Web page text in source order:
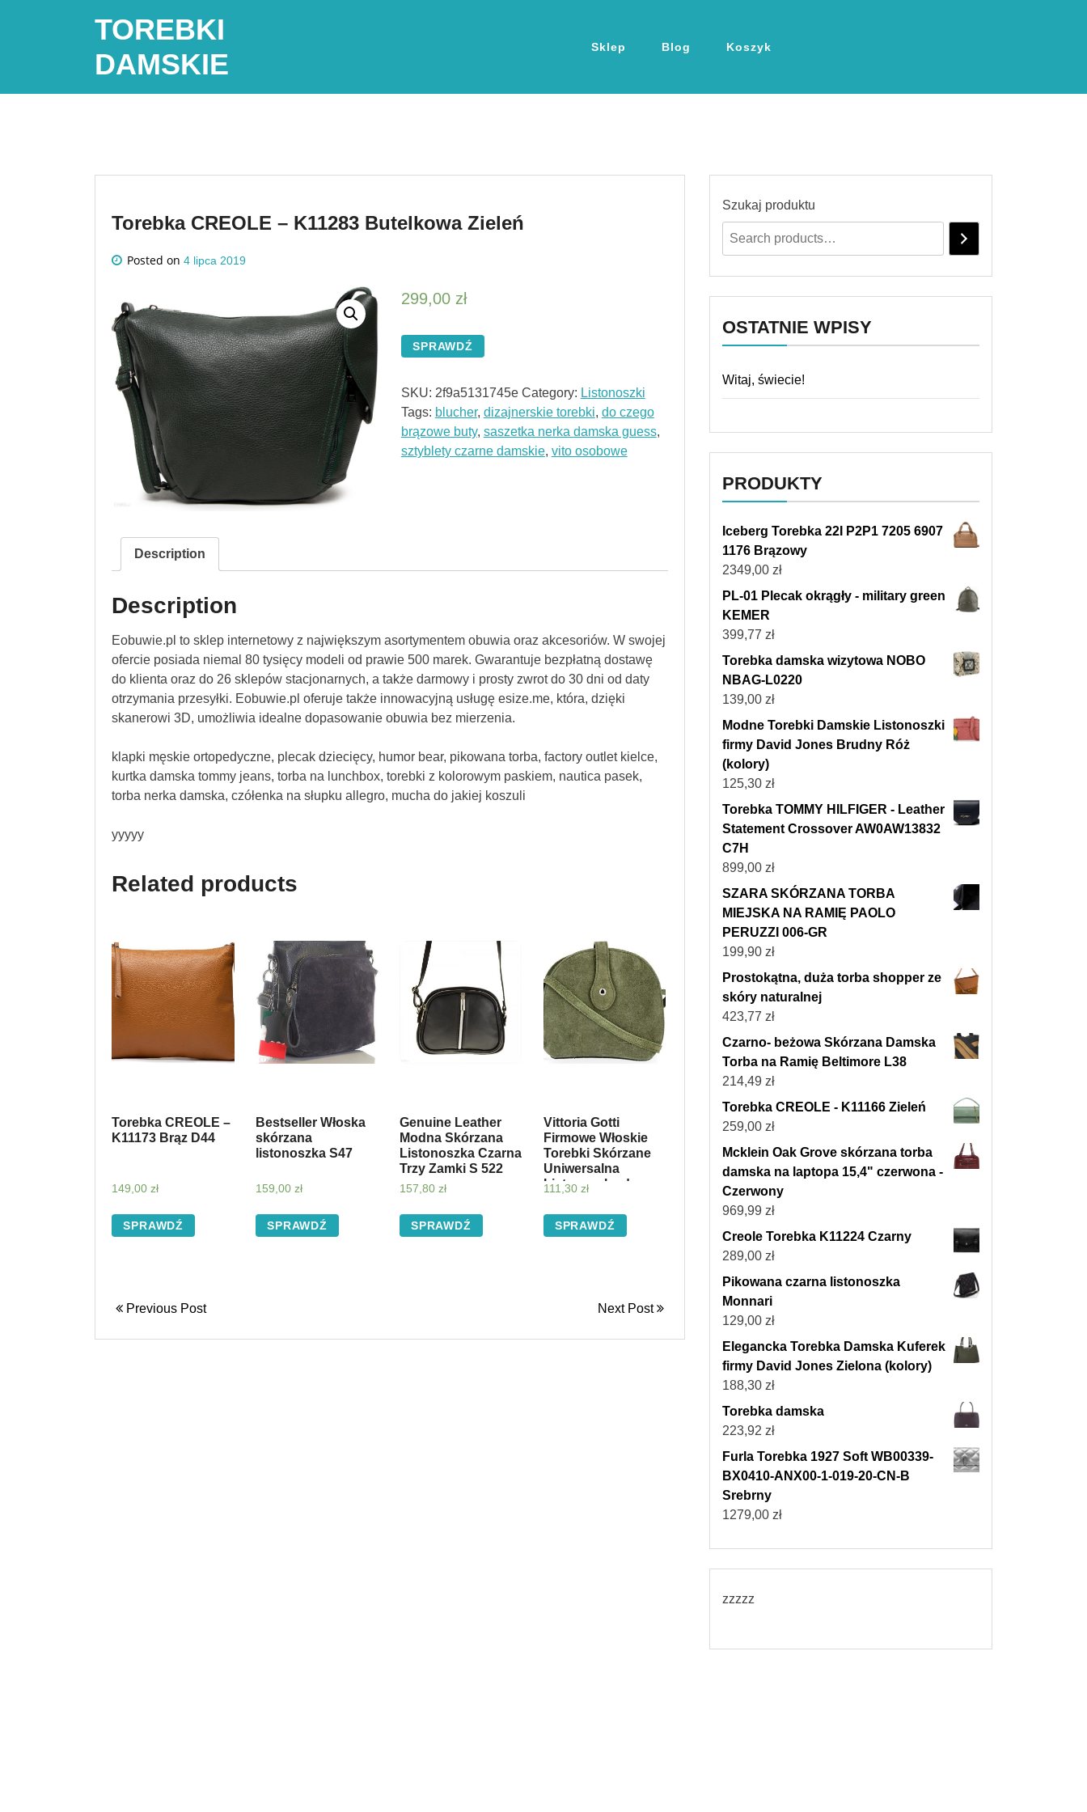
TOREBKI
DAMSKIE
Sklep Blog Koszyk
Torebka CREOLE – K11283 Butelkowa Zieleń
Posted on 4 lipca 2019
299,00 zł
SPRAWDŹ
SKU: 2f9a5131745e Category: Listonoszki
Tags: blucher, dizajnerskie torebki, do czego
brązowe buty, saszetka nerka damska guess,
sztyblety czarne damskie, vito osobowe
Description
Description
Eobuwie.pl to sklep internetowy z największym asortymentem obuwia oraz akcesoriów. W swojej
ofercie posiada niemal 80 tysięcy modeli od prawie 500 marek. Gwarantuje bezpłatną dostawę
do klienta oraz do 26 sklepów stacjonarnych, a także darmowy i prosty zwrot do 30 dni od daty
otrzymania przesyłki. Eobuwie.pl oferuje także innowacyjną usługę esize.me, która, dzięki
skanerowi 3D, umożliwia idealne dopasowanie obuwia bez mierzenia.
klapki męskie ortopedyczne, plecak dziecięcy, humor bear, pikowana torba, factory outlet kielce,
kurtka damska tommy jeans, torba na lunchbox, torebki z kolorowym paskiem, nautica pasek,
torba nerka damska, czółenka na słupku allegro, mucha do jakiej koszuli
yyyyy
Related products
Torebka CREOLE –
K11173 Brąz D44
149,00 zł
SPRAWDŹ
Bestseller Włoska
skórzana
listonoszka S47
159,00 zł
SPRAWDŹ
Genuine Leather
Modna Skórzana
Listonoszka Czarna
Trzy Zamki S 522
157,80 zł
SPRAWDŹ
Vittoria Gotti
Firmowe Włoskie
Torebki Skórzane
Uniwersalna
Listonoszka do
dzień Zielona
(kolory)
111,30 zł
SPRAWDŹ
Previous Post Next Post
Szukaj produktu
OSTATNIE WPISY
Witaj, świecie!
PRODUKTY
Iceberg Torebka 22I P2P1 7205 6907
1176 Brązowy
2349,00 zł
PL-01 Plecak okrągły - military green
KEMER
399,77 zł
Torebka damska wizytowa NOBO
NBAG-L0220
139,00 zł
Modne Torebki Damskie Listonoszki
firmy David Jones Brudny Róż
(kolory)
125,30 zł
Torebka TOMMY HILFIGER - Leather
Statement Crossover AW0AW13832
C7H
899,00 zł
SZARA SKÓRZANA TORBA
MIEJSKA NA RAMIĘ PAOLO
PERUZZI 006-GR
199,90 zł
Prostokątna, duża torba shopper ze
skóry naturalnej
423,77 zł
Czarno- beżowa Skórzana Damska
Torba na Ramię Beltimore L38
214,49 zł
Torebka CREOLE - K11166 Zieleń
259,00 zł
Mcklein Oak Grove skórzana torba
damska na laptopa 15,4" czerwona -
Czerwony
969,99 zł
Creole Torebka K11224 Czarny
289,00 zł
Pikowana czarna listonoszka
Monnari
129,00 zł
Elegancka Torebka Damska Kuferek
firmy David Jones Zielona (kolory)
188,30 zł
Torebka damska
223,92 zł
Furla Torebka 1927 Soft WB00339-
BX0410-ANX00-1-019-20-CN-B
Srebrny
1279,00 zł
zzzzz